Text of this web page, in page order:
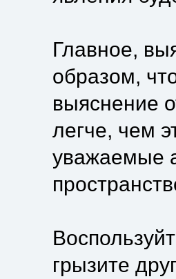
Главное,
образом,
выяснение
легче, чем
уважаемые
грызите